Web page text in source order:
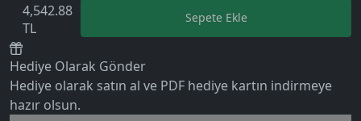
0 değerlendirme
4,542.88
TL
Sepete Ekle
Hediye Olarak Gönder
Hediye olarak satın al ve PDF hediye kartın indirmeye
hazır olsun.